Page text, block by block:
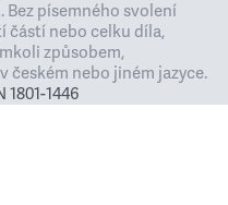
písemného svolení
částí nebo celku díla,
způsobem,
českém nebo jiném jazyce.
1446